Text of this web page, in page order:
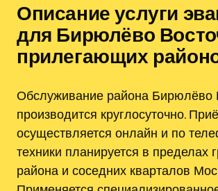
Описание услуги
для Бирюлёво
прилегающих
Обслуживание района Бирюлёво
производится круглосуточно.
осуществляется онлайн и по
техники планируется в пределах
района и соседних кварталов